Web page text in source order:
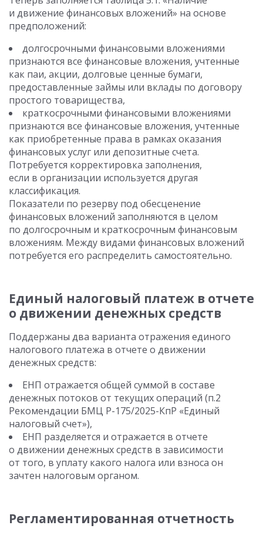
и движение финансовых вложений» на основе
предположений:
долгосрочными финансовыми вложениями
признаются все финансовые вложения, учтенные
как паи, акции, долговые ценные бумаги,
предоставленные займы или вклады по договору
простого товарищества,
краткосрочными финансовыми вложениями
признаются все финансовые вложения, учтенные
как приобретенные права в рамках оказания
финансовых услуг или депозитные счета.
Потребуется корректировка заполнения,
если в организации используется другая
классификация.
Показатели по резерву под обесценение
финансовых вложений заполняются в целом
по долгосрочным и краткосрочным финансовым
вложениям. Между видами финансовых вложений
потребуется его распределить самостоятельно.
Единый налоговый платеж в отчете
о движении денежных средств
Поддержаны два варианта отражения единого
налогового платежа в отчете о движении
денежных средств:
ЕНП отражается общей суммой в составе
денежных потоков от текущих операций (п.2
Рекомендации БМЦ Р-175/2025-КпР «Единый
налоговый счет»),
ЕНП разделяется и отражается в отчете
о движении денежных средств в зависимости
от того, в уплату какого налога или взноса он
зачтен налоговым органом.
Регламентированная отчетность